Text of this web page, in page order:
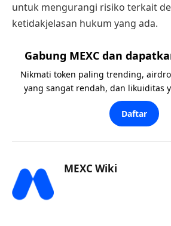
untuk mengurangi risiko terkait
ketidakjelasan hukum yang ada.
Gabung MEXC dan
Nikmati token paling trending,
yang sangat rendah, dan likuiditas
Daftar
MEXC Wiki